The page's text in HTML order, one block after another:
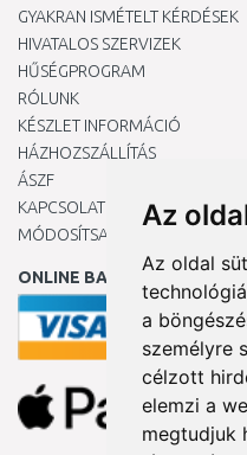
Az
Az oldal
a
személyre
célzott
elemzi a
megtudjuk
GYAKRAN ISMÉTELT KÉRDÉSEK
HIVATALOS SZERVIZEK
HŰSÉGPROGRAM
RÓLUNK
KÉSZLET INFORMÁCIÓ
HÁZHOZSZÁLLÍTÁS
ÁSZF
KAPCSOLAT
MÓDOSÍTSA A COOKIE-
ONLINE BANKKÁRTYÁVAL